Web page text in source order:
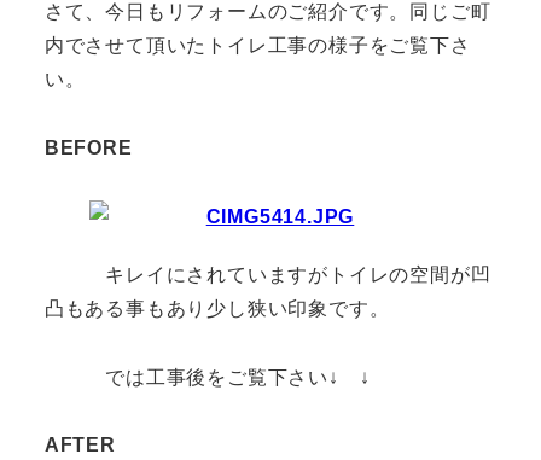
さて、今日もリフォームのご紹介です。同じご町
内でさせて頂いたトイレ工事の様子をご覧下さ
い。
BEFORE
キレイにされていますがトイレの空間が凹
凸もある事もあり少し狭い印象です。
では工事後をご覧下さい↓ ↓
AFTER